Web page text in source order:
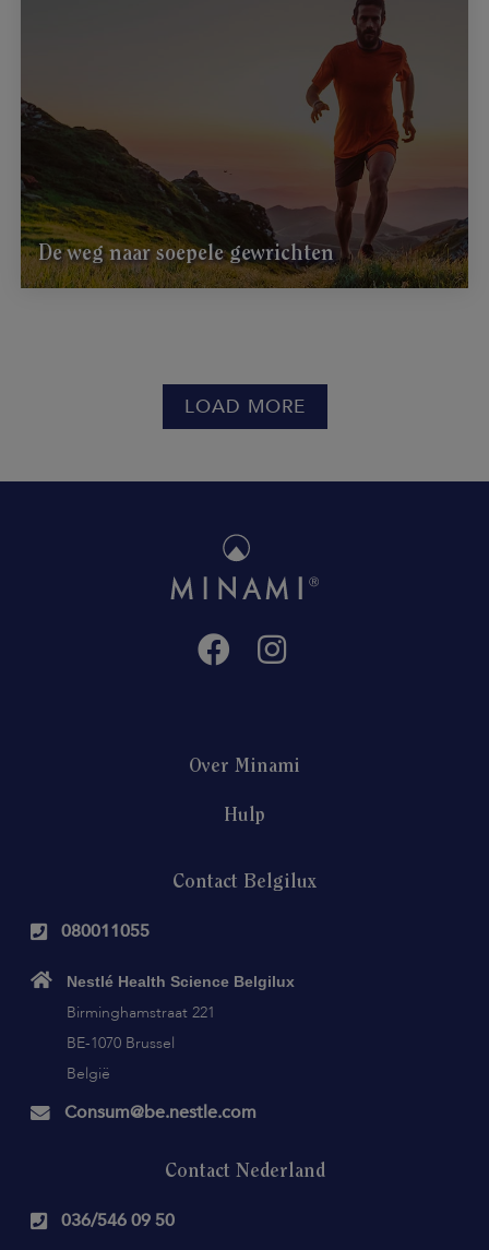
De weg naar soepele gewrichten
LOAD MORE
Over Minami
Hulp
Contact Belgilux
080011055
Nestlé Health Science Belgilux
Birminghamstraat 221
BE-1070 Brussel
België
Consum@be.nestle.com
Contact Nederland
036/546 09 50